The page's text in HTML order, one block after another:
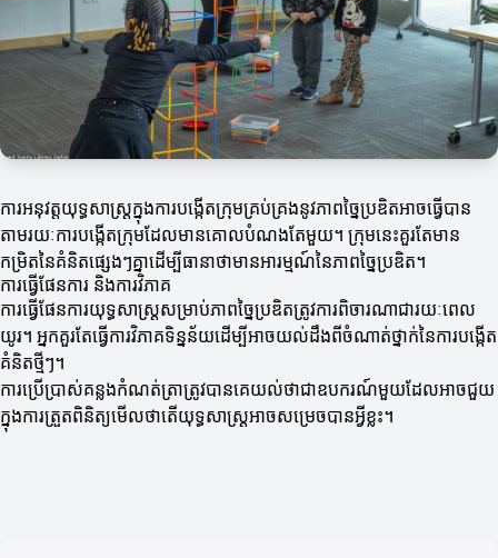
ការអនុវត្តយុទ្ធសាស្ត្រក្នុងការបង្កើតក្រុមគ្រប់គ្រងនូវភាពច្នៃប្រឌិតអាចធ្វើបាន
តាមរយៈការបង្កើតក្រុមដែលមានគោលបំណងតែមួយ។ ក្រុមនេះគួរតែមាន
កម្រិតនៃគំនិតផ្សេងៗគ្នាដើម្បីធានាថាមានអារម្មណ៍នៃភាពច្នៃប្រឌិត។
ការធ្វើផែនការ និងការវិភាគ
ការធ្វើផែនការយុទ្ធសាស្ត្រសម្រាប់ភាពច្នៃប្រឌិតត្រូវការពិចារណាជារយៈពេល
យូរ។ អ្នកគួរតែធ្វើការវិភាគទិន្នន័យដើម្បីអាចយល់ដឹងពីចំណាត់ថ្នាក់នៃការបង្កើត
គំនិតថ្មីៗ។
ការប្រើប្រាស់គន្លងកំណត់ត្រាត្រូវបានគេយល់ថាជាឧបករណ៍មួយដែលអាចជួយ
ក្នុងការត្រួតពិនិត្យមើលថាតើយុទ្ធសាស្ត្រអាចសម្រេចបានអ្វីខ្លះ។